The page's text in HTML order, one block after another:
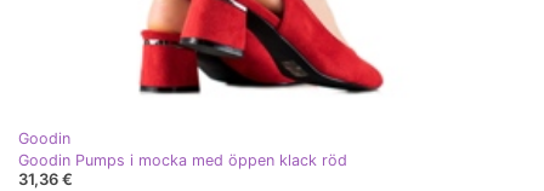
Goodin
Goodin Pumps i mocka med öppen klack röd
31,36 €